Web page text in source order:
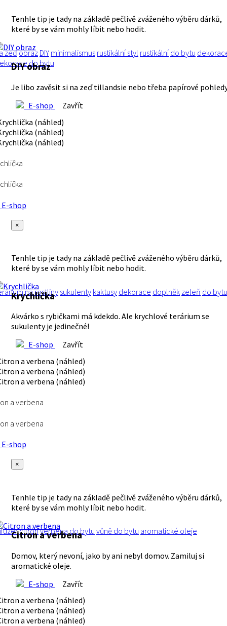
Tenhle tip je tady na základě pečlivě zváženého výběru dárků,
které by se vám mohly líbit nebo hodit.
zeďobraz DIY minimalismus rustikální styl rustikální do bytu
do bytu
DIY obraz
Je libo zavěsit si na zeď tillandsie nebo třeba papírové
E-shop
Zavřít
shop
×
Tenhle tip je tady na základě pečlivě zváženého výběru dárků,
které by se vám mohly líbit nebo hodit.
na rostliny sukulenty kaktusy dekorace doplněk zeleň do bytu
Krychlička
Akvárko s rybičkami má kdekdo. Ale krychlové terárium se
sukulenty je jedinečné!
E-shop
Zavřít
a verbena
a verbena
shop
×
Tenhle tip je tady na základě pečlivě zváženého výběru dárků,
které by se vám mohly líbit nebo hodit.
citrónverbena do bytu vůně do bytu aromatické oleje
Citron a verbena
Domov, který nevoní, jako by ani nebyl domov. Zamiluj si
aromatické oleje.
E-shop
Zavřít